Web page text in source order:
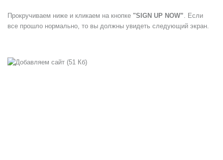
Прокручиваем ниже и кликаем на кнопке "SIGN UP NOW”. Если
все прошло нормально, то вы должны увидеть следующий экран.